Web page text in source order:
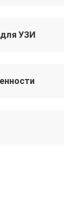
УЗИ